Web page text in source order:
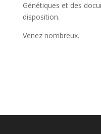
Génétiques et des
disposition.
Venez nombreux.